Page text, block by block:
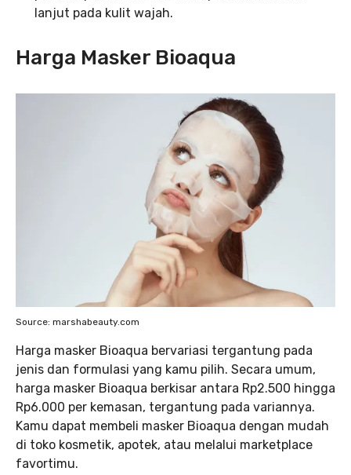
lanjut pada kulit wajah.
Harga Masker Bioaqua
Source: marshabeauty.com
Harga masker Bioaqua bervariasi tergantung pada
jenis dan formulasi yang kamu pilih. Secara umum,
harga masker Bioaqua berkisar antara Rp2.500 hingga
Rp6.000 per kemasan, tergantung pada variannya.
Kamu dapat membeli masker Bioaqua dengan mudah
di toko kosmetik, apotek, atau melalui marketplace
favortimu.